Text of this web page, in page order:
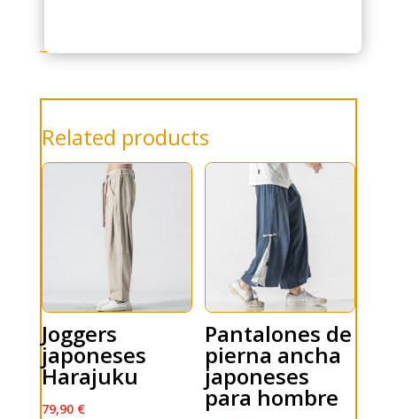
Related products
Joggers
japoneses
Harajuku
79,90 €
Pantalones de
pierna ancha
japoneses
para hombre